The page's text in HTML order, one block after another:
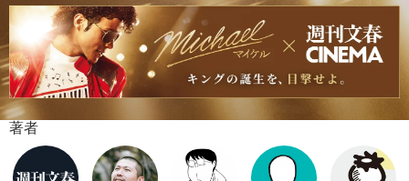
著者